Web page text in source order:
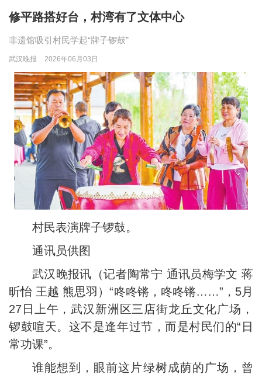
修平路搭好台，村湾有了文体中心
非遗馆吸引村民学起“牌子锣鼓”
武汉晚报 2026年06月03日
村民表演牌子锣鼓。
通讯员供图
武汉晚报讯（记者陶常宁 通讯员梅学文 蒋
昕怡 王越 熊思羽）“咚咚锵，咚咚锵……”，5月
27日上午，武汉新洲区三店街龙丘文化广场，
锣鼓喧天。这不是逢年过节，而是村民们的“日
常功课”。
谁能想到，眼前这片绿树成荫的广场，曾